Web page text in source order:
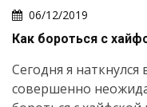
06/12/2019
Как бороться с
Сегодня я наткнулся
совершенно